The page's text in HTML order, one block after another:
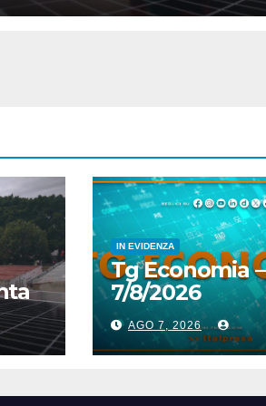
IN EVIDENZA
Tg Economia –
7/8/2026
AGO 7, 2026